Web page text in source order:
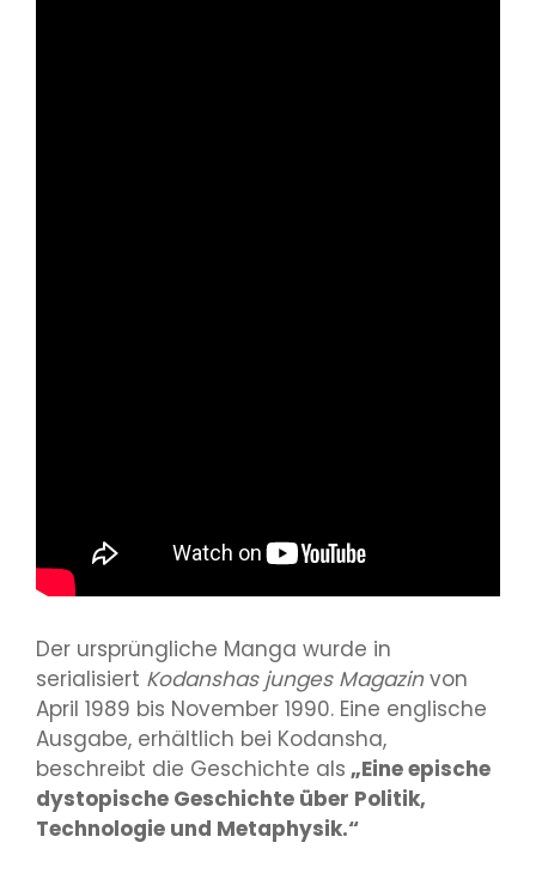
Der ursprüngliche Manga wurde in
serialisiert Kodanshas junges Magazinvon
April 1989 bis November 1990. Eine englische
Ausgabe, erhältlich bei Kodansha,
beschreibt die Geschichte als „Eine epische
dystopische Geschichte über Politik,
Technologie und Metaphysik.“